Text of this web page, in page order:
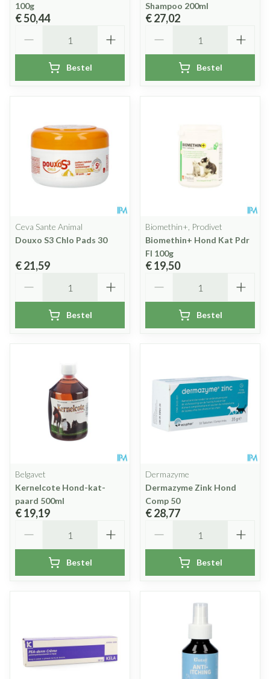
100g
€ 50,44
Bestel
Shampoo 200ml
€ 27,02
Bestel
Ceva Sante Animal
Douxo S3 Chlo Pads 30
€ 21,59
Bestel
Biomethin+, Prodivet
Biomethin+ Hond Kat Pdr
Fl 100g
€ 19,50
Bestel
Belgavet
Kernelcote Hond-kat-
paard 500ml
€ 19,19
Bestel
Dermazyme
Dermazyme Zink Hond
Comp 50
€ 28,77
Bestel